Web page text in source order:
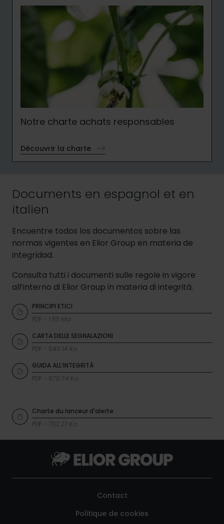
Notre charte achats responsables
Découvrir la charte
Documents en espagnol et en
italien
Encuentre todos los documentos sobre las
normas vigentes en Elior Group en materia de
integridad.
Consulta tutti i documenti sulle regole in vigore
all’interno di Elior Group in materia di integrità.
PRINCIPI ETICI
PDF - 1.55 Mo
CARTA DELLE SEGNALAZIONI
PDF - 540.14 Ko
GUIDA ALL’INTEGRITÀ
PDF - 970.74 Ko
Charte du lanceur d'alerte
PDF - 702.27 Ko
Contact
Politique de cookies